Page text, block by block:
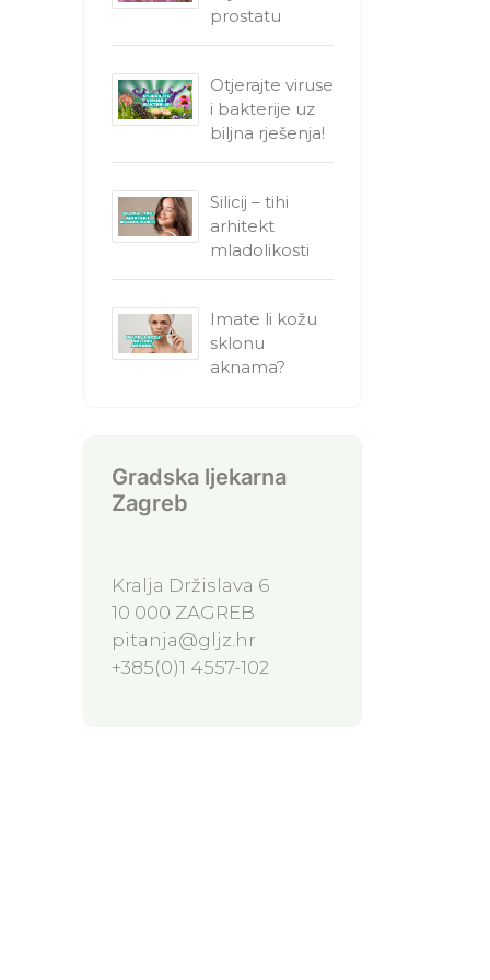
prostatu
Otjerajte viruse
i bakterije uz
biljna rješenja!
Silicij – tihi
arhitekt
mladolikosti
Imate li kožu
sklonu
aknama?
Gradska ljekarna
Zagreb
Kralja Držislava 6
10 000 ZAGREB
pitanja@gljz.hr
+385(0)1 4557-102